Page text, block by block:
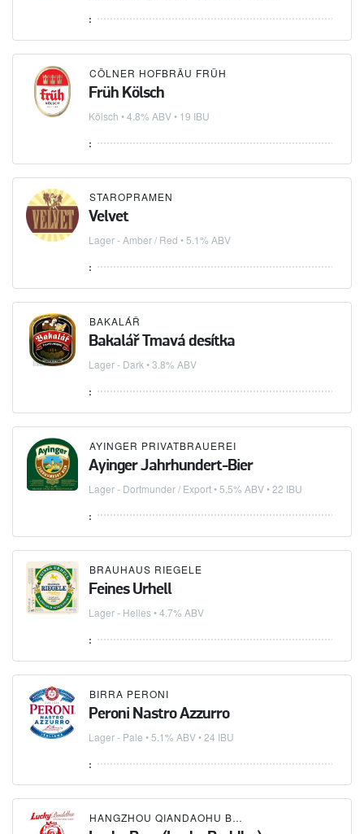
:
CÖLNER HOFBRÄU FRÜH
Früh Kölsch
Kölsch • 4.8% ABV • 19 IBU
:
STAROPRAMEN
Velvet
Lager - Amber / Red • 5.1% ABV
:
BAKALÁŘ
Bakalář Tmavá desítka
Lager - Dark • 3.8% ABV
:
AYINGER PRIVATBRAUEREI
Ayinger Jahrhundert-Bier
Lager - Dortmunder / Export• 5.5% ABV • 22 IBU
:
BRAUHAUS RIEGELE
Feines Urhell
Lager - Helles• 4.7% ABV
:
BIRRA PERONI
Peroni Nastro Azzurro
Lager - Pale • 5.1% ABV • 24 IBU
:
HANGZHOU QIANDAOHU BEER CO. (CHEERDAY BREWERY - 千岛湖)